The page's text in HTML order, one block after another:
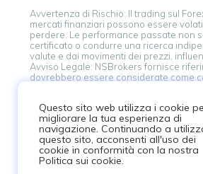
Avvertenza di Rischio: Il trading sul
mercati finanziari possono essere
perdere. Le performance passate non
certificato o condurre una ricerca
valute e dai movimenti dei prezzi,
Avviso Legale: NSBrokers fornisce
dovrebbero essere considerate come
avalla né garantisce l'accuratezza, la
contenuto o dei suoi fornitori.
questa piattaforma. Voi assumete la
avviso legale. Se non siete d'accordo
prendete decisioni finanziarie.
Avviso Legale: Le informazioni su
Questo sito web utilizza i cookie
migliorare la tua esperienza di
navigazione. Continuando a
questo sito, acconsenti all'uso dei
cookie in conformità con la nostra
Politica sui cookie.